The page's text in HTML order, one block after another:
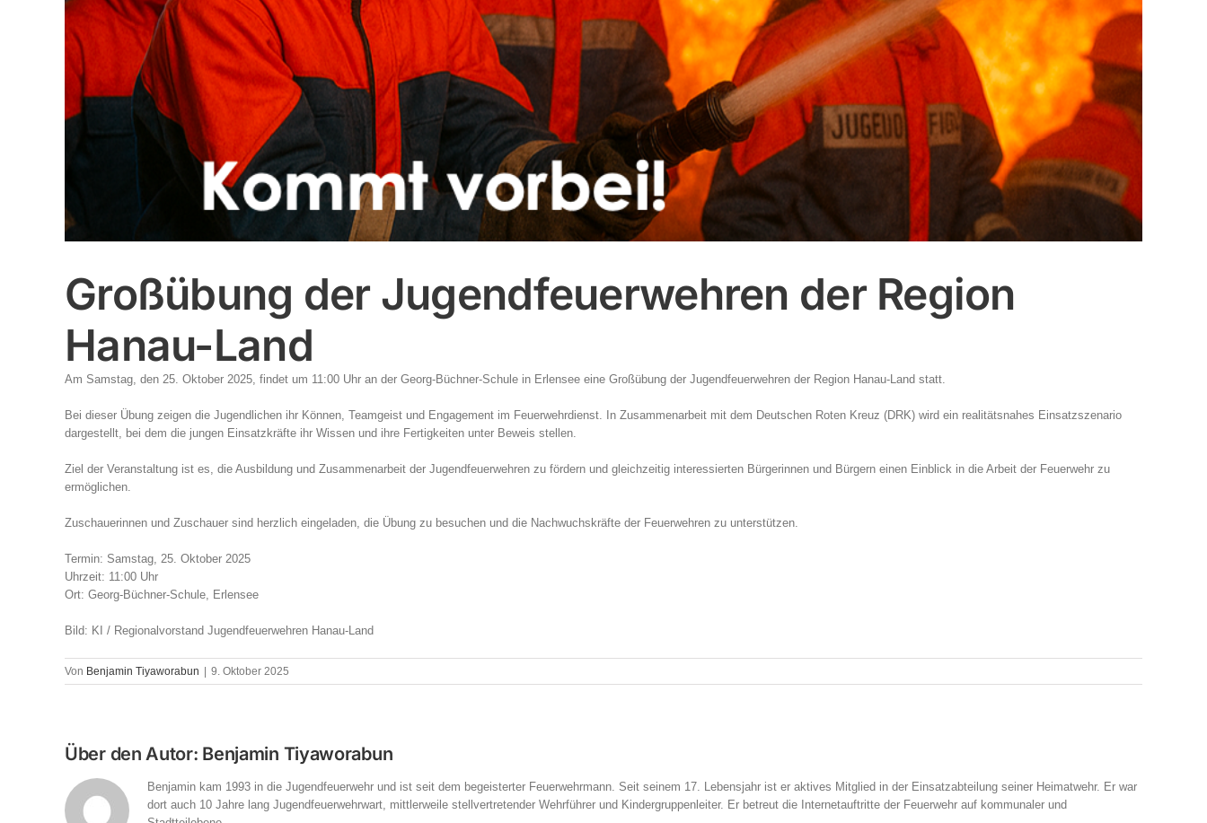
Großübung der Jugendfeuerwehren der Region
Hanau-Land
Am Samstag, den 25. Oktober 2025, findet um 11:00 Uhr an der Georg-Büchner-Schule in Erlensee eine Großübung der Jugendfeuerwehren der Region Hanau-Land statt.
Bei dieser Übung zeigen die Jugendlichen ihr Können, Teamgeist und Engagement im Feuerwehrdienst. In Zusammenarbeit mit dem Deutschen Roten Kreuz (DRK) wird ein realitätsnahes Einsatzszenario
dargestellt, bei dem die jungen Einsatzkräfte ihr Wissen und ihre Fertigkeiten unter Beweis stellen.
Ziel der Veranstaltung ist es, die Ausbildung und Zusammenarbeit der Jugendfeuerwehren zu fördern und gleichzeitig interessierten Bürgerinnen und Bürgern einen Einblick in die Arbeit der Feuerwehr zu
ermöglichen.
Zuschauerinnen und Zuschauer sind herzlich eingeladen, die Übung zu besuchen und die Nachwuchskräfte der Feuerwehren zu unterstützen.
Termin: Samstag, 25. Oktober 2025
Uhrzeit: 11:00 Uhr
Ort: Georg-Büchner-Schule, Erlensee
Bild: KI / Regionalvorstand Jugendfeuerwehren Hanau-Land
Von Benjamin Tiyaworabun 9. Oktober 2025
Über den Autor: Benjamin Tiyaworabun
Benjamin kam 1993 in die Jugendfeuerwehr und ist seit dem begeisterter Feuerwehrmann. Seit seinem 17. Lebensjahr ist er aktives Mitglied in der Einsatzabteilung seiner Heimatwehr. Er war
dort auch 10 Jahre lang Jugendfeuerwehrwart, mittlerweile stellvertretender Wehrführer und Kindergruppenleiter. Er betreut die Internetauftritte der Feuerwehr auf kommunaler und